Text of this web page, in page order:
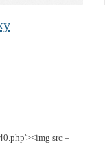
src =